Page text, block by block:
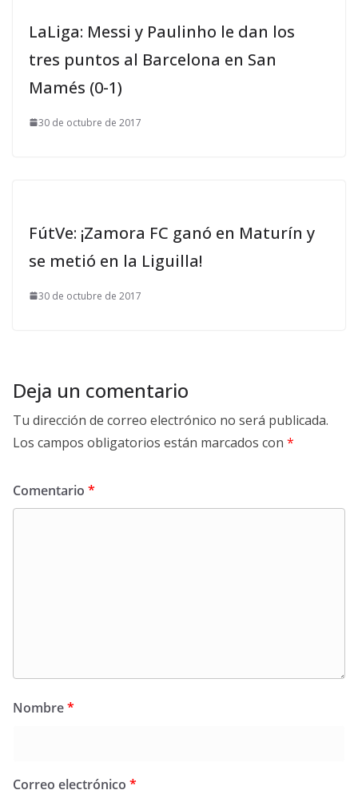
LaLiga: Messi y Paulinho le dan los
tres puntos al Barcelona en San
Mamés (0-1)
30 de octubre de 2017
FútVe: ¡Zamora FC ganó en Maturín y
se metió en la Liguilla!
30 de octubre de 2017
Deja un comentario
Tu dirección de correo electrónico no será publicada.
Los campos obligatorios están marcados con *
Comentario *
Nombre*
Correo electrónico *